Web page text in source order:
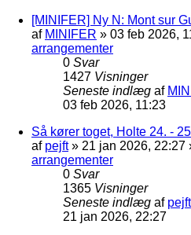
[MINIFER] Ny N: Mont sur
af MINIFER » 03 feb 2026,
arrangementer
0 Svar
1427 Visninger
Seneste indlæg af
03 feb 2026, 11:23
Så kører toget, Holte 24. -
af pejft» 21 jan 2026, 22:27
arrangementer
0 Svar
1365 Visninger
Seneste indlæg af pejft
21 jan 2026, 22:27